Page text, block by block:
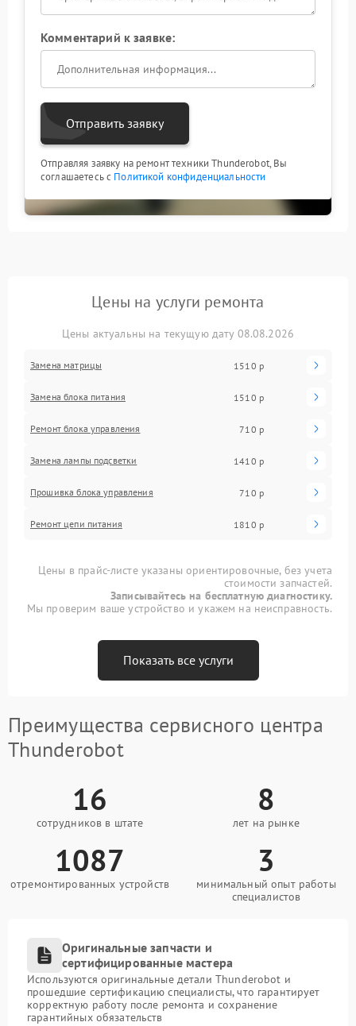
Комментарий к заявке:
Отправить заявку
Отправляя заявку на ремонт техники Thunderobot, Вы
соглашаетесь с Политикой конфиденциальности
Цены на услуги ремонта
Цены актуальны на текущую дату 08.08.2026
Замена матрицы 1510 р
Замена блока питания 1510 р
Ремонт блока управления 710 р
Замена лампы подсветки 1410 р
Прошивка блока управления 710 р
Ремонт цепи питания 1810 р
Цены в прайс-листе указаны ориентировочные, без учета
стоимости запчастей.
Записывайтесь на бесплатную диагностику.
Мы проверим ваше устройство и укажем на неисправность.
Показать все услуги
Преимущества сервисного центра
Thunderobot
16
сотрудников в штате
8
лет на рынке
1087
отремонтированных устройств
3
минимальный опыт работы
специалистов
Оригинальные запчасти и
сертифицированные мастера
Используются оригинальные детали Thunderobot и
прошедшие сертификацию специалисты, что гарантирует
корректную работу после ремонта и сохранение
гарантийных обязательств